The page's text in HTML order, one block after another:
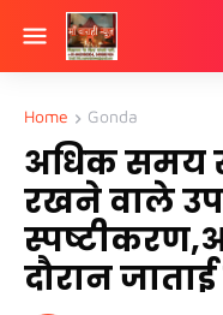
Home Gonda
अधिक समय
रखने वाले उप
दौरान